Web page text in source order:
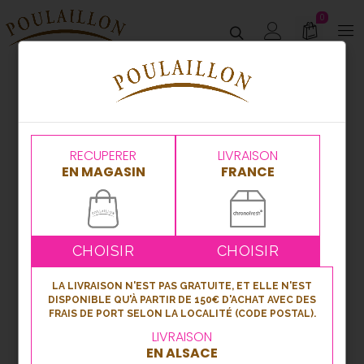
0
RECUPERER
EN MAGASIN
CHOISIR
LA LIVRAISON N'EST PAS GRATUITE, ET ELLE N'EST
DISPONIBLE QU'À PARTIR DE 150€ D'ACHAT AVEC DES
FRAIS DE PORT SELON LA LOCALITÉ (CODE POSTAL).
LIVRAISON
EN ALSACE
LIVRAISON
FRANCE
CHOISIR